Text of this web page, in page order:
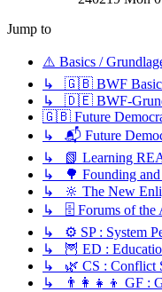
Jump to
⚠️ Basics /
↳ 🇬🇧 BWF
↳ 🇩🇪 BWF-
🇬🇧 Future
↳ 📬 Future
↳ 📗 Learning
↳ 🌳 Founding and
↳ 🔆 The New
↳ 🗄️ Forums of the
↳ ⚙️ SP : System
↳ 🦉 ED :
↳ 🌿 CS : Conflict
↳ 👨‍👩‍👧‍👦 GF :